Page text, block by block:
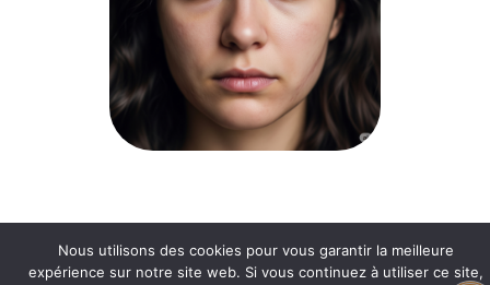
Nous utilisons des cookies pour vous garantir la meilleure
expérience sur notre site web. Si vous continuez à utiliser ce site,